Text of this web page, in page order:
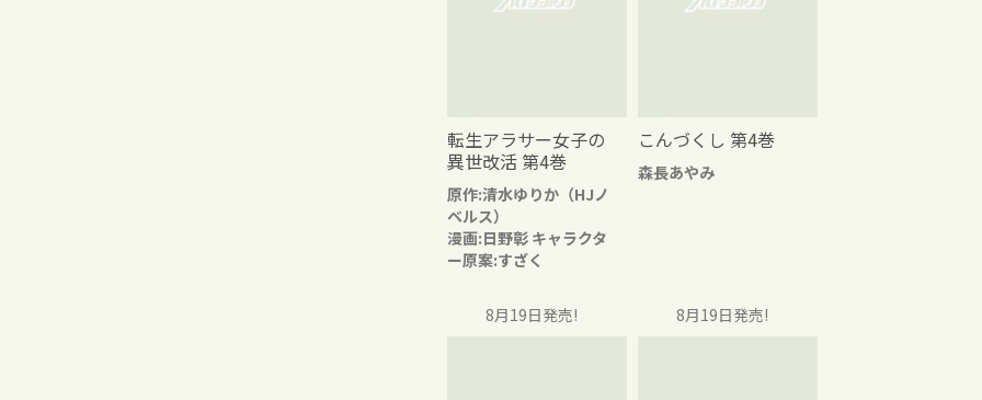
転生アラサー女子の
異世改活 第4巻
原作:清水ゆりか（HJノ
ベルス）
漫画:日野彰 キャラクタ
ー原案:すざく
こんづくし 第4巻
森長あやみ
8月19日発売! 8月19日発売!